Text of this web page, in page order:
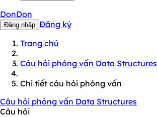
DonDon
Đăng nhập Đăng ký
Trang chủ
Câu hỏi phỏng vấn Data Structures
Chi tiết câu hỏi phỏng vấn
Câu hỏi phỏng vấn Data Structures
Câu hỏi